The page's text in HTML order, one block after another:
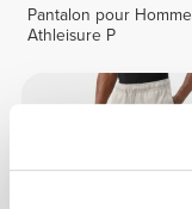
Pantalon pour Homme
Athleisure P